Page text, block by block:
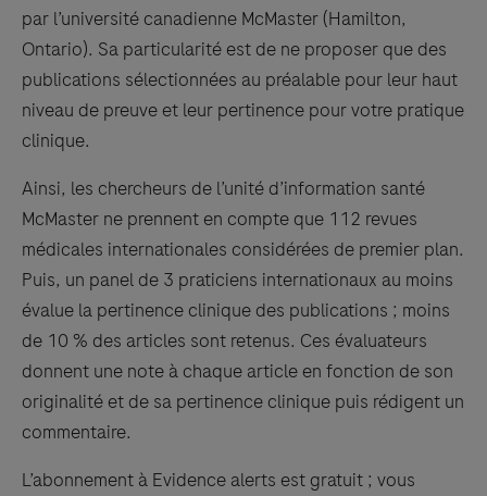
par l’université canadienne McMaster (Hamilton,
Ontario). Sa particularité est de ne proposer que des
publications sélectionnées au préalable pour leur haut
niveau de preuve et leur pertinence pour votre pratique
clinique.
Ainsi, les chercheurs de l’unité d’information santé
McMaster ne prennent en compte que 112 revues
médicales internationales considérées de premier plan.
Puis, un panel de 3 praticiens internationaux au moins
évalue la pertinence clinique des publications ; moins
de 10 % des articles sont retenus. Ces évaluateurs
donnent une note à chaque article en fonction de son
originalité et de sa pertinence clinique puis rédigent un
commentaire.
L’abonnement à Evidence alerts est gratuit ; vous